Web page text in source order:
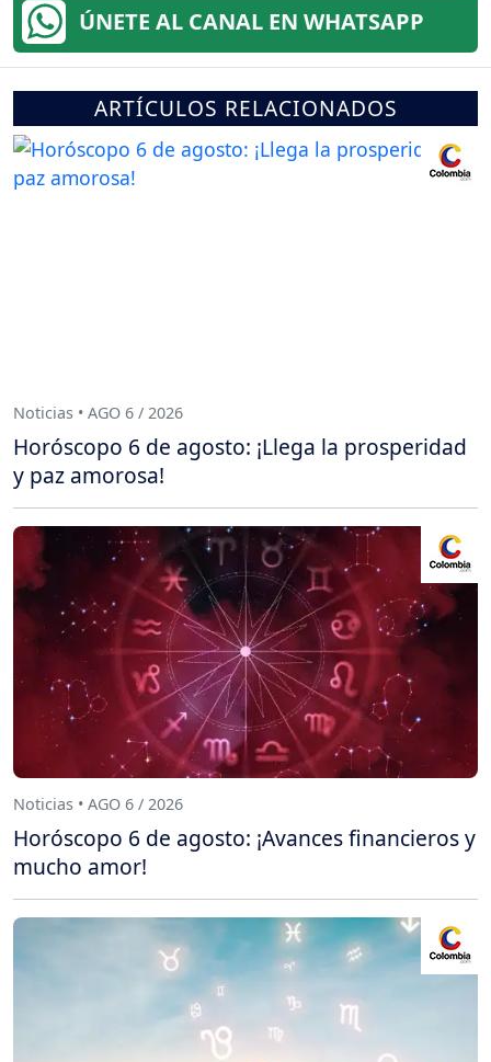
ÚNETE AL CANAL EN WHATSAPP
ARTÍCULOS RELACIONADOS
Noticias • AGO 6 / 2026
Horóscopo 6 de agosto: ¡Llega la prosperidad
y paz amorosa!
Noticias • AGO 6 / 2026
Horóscopo 6 de agosto: ¡Avances financieros y
mucho amor!